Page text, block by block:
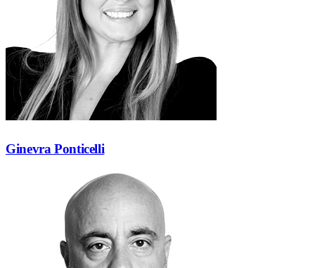
Ginevra Ponticelli